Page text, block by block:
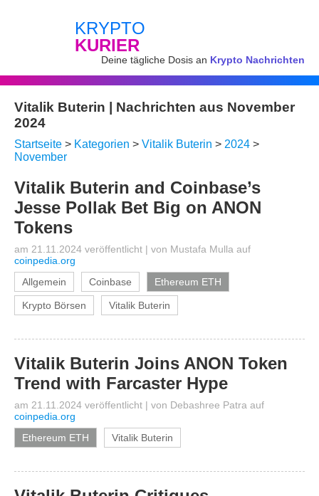
KRYPTO
KURIER
Deine tägliche Dosis an Krypto Nachrichten
Vitalik Buterin | Nachrichten aus November
2024
Startseite > Kategorien > Vitalik Buterin > 2024 >
November
Vitalik Buterin and Coinbase’s
Jesse Pollak Bet Big on ANON
Tokens
am 21.11.2024 veröffentlicht | von Mustafa Mulla auf
coinpedia.org
Allgemein
Coinbase Ethereum ETH
Krypto Börsen Vitalik Buterin
Vitalik Buterin Joins ANON Token
Trend with Farcaster Hype
am 21.11.2024 veröffentlicht | von Debashree Patra auf
coinpedia.org
Ethereum ETH
Vitalik Buterin